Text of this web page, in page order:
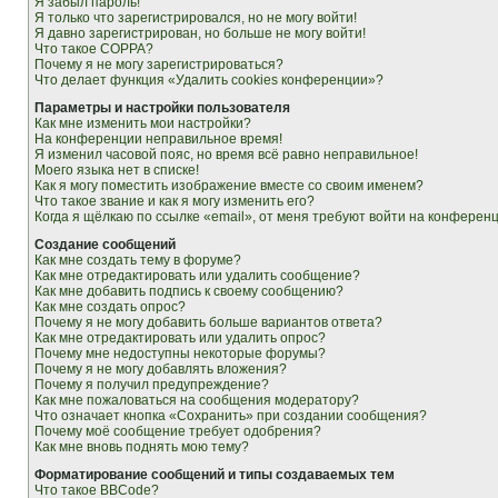
Я только что зарегистрировался, но не могу войти!
Я давно зарегистрирован, но больше не могу войти!
Что такое COPPA?
Почему я не могу зарегистрироваться?
Что делает функция «Удалить cookies конференции»?
Параметры и настройки пользователя
Как мне изменить мои настройки?
На конференции неправильное время!
Я изменил часовой пояс, но время всё равно неправильное!
Моего языка нет в списке!
Как я могу поместить изображение вместе со своим именем?
Что такое звание и как я могу изменить его?
Когда я щёлкаю по ссылке «email», от меня требуют войти на
Создание сообщений
Как мне создать тему в форуме?
Как мне отредактировать или удалить сообщение?
Как мне добавить подпись к своему сообщению?
Как мне создать опрос?
Почему я не могу добавить больше вариантов ответа?
Как мне отредактировать или удалить опрос?
Почему мне недоступны некоторые форумы?
Почему я не могу добавлять вложения?
Почему я получил предупреждение?
Как мне пожаловаться на сообщения модератору?
Что означает кнопка «Сохранить» при создании сообщения?
Почему моё сообщение требует одобрения?
Как мне вновь поднять мою тему?
Форматирование сообщений и типы создаваемых тем
Что такое BBCode?